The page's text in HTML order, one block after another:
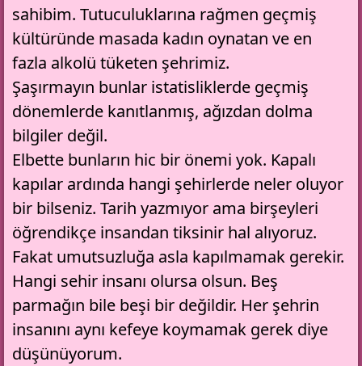
sahibim. Tutuculuklarına rağmen geçmiş
kültüründe masada kadın oynatan ve en
fazla alkolü tüketen şehrimiz.
Şaşırmayın bunlar istatisliklerde geçmiş
dönemlerde kanıtlanmış, ağızdan dolma
bilgiler değil.
Elbette bunların hic bir önemi yok. Kapalı
kapılar ardında hangi şehirlerde neler oluyor
bir bilseniz. Tarih yazmıyor ama birşeyleri
öğrendikçe insandan tiksinir hal alıyoruz.
Fakat umutsuzluğa asla kapılmamak gerekir.
Hangi sehir insanı olursa olsun. Beş
parmağın bile beşi bir değildir. Her şehrin
insanını aynı kefeye koymamak gerek diye
düşünüyorum.